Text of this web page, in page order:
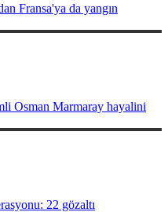
Fransa'ya da yangın
Osman Marmaray hayalini
22 gözaltı